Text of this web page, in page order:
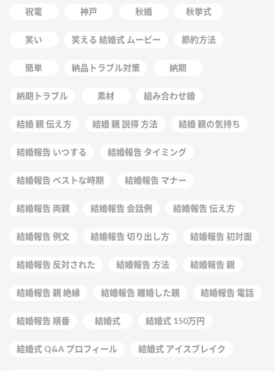
祝電 神戸 秋婚 秋挙式
笑い 笑える 結婚式 ムービー 節約方法
簡単 納品トラブル対策 納期
納期トラブル 素材 組み合わせ婚
結婚 親 伝え方 結婚 親 説得 方法 結婚 親の気持ち
結婚報告 いつする 結婚報告 タイミング
結婚報告 ベストな時期 結婚報告 マナー
結婚報告 両親 結婚報告 会話例 結婚報告 伝え方
結婚報告 例文 結婚報告 切り出し方 結婚報告 初対面
結婚報告 反対された 結婚報告 方法 結婚報告 親
結婚報告 親 絶縁 結婚報告 離婚した親 結婚報告 電話
結婚報告 順番 結婚式 結婚式 150万円
結婚式 Q&A プロフィール 結婚式 アイスブレイク